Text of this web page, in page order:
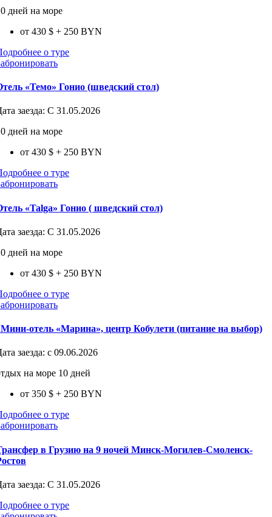
дней на море
от 430 $ + 250 BYN
о туре
«Темо» Гонио (шведский стол)
заезда: С 31.05.2026
дней на море
от 430 $ + 250 BYN
о туре
«Talga» Гонио ( шведский стол)
заезда: С 31.05.2026
дней на море
от 430 $ + 250 BYN
о туре
отель «Марина», центр Кобулети (питание на выбор)
заезда: с 09.06.2026
на море 10 дней
от 350 $ + 250 BYN
о туре
в Грузию на 9 ночей Минск-Могилев-Смоленск-
заезда: С 31.05.2026
о туре